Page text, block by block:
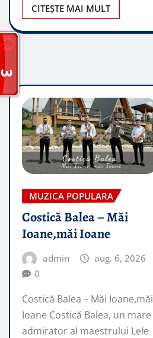
CITEȘTE MAI MULT
MUZICA POPULARA
Costică Balea – Măi
Ioane,măi Ioane
admin
aug. 6, 2026
0
Costică Balea – Măi Ioane,măi
Ioane Costică Balea, un mare
admirator al maestrului Lele